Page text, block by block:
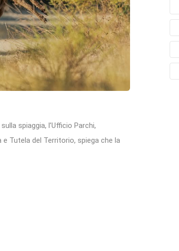
spiaggia, l’Ufficio Parchi,
e Tutela del Territorio, spiega che la